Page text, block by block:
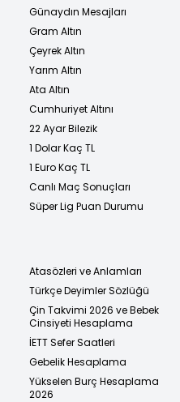
Günaydın Mesajları
Gram Altın
Çeyrek Altın
Yarım Altın
Ata Altın
Cumhuriyet Altını
22 Ayar Bilezik
1 Dolar Kaç TL
1 Euro Kaç TL
Canlı Maç Sonuçları
Süper Lig Puan Durumu
Atasözleri ve Anlamları
Türkçe Deyimler Sözlüğü
Çin Takvimi 2026 ve Bebek
Cinsiyeti Hesaplama
İETT Sefer Saatleri
Gebelik Hesaplama
Yükselen Burç Hesaplama
2026